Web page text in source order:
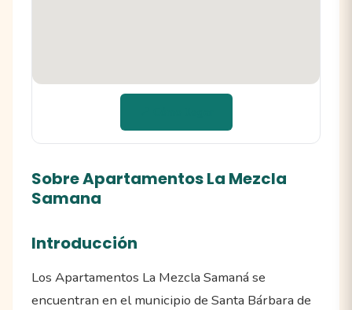
Sobre Apartamentos La Mezcla
Samana
Introducción
Los Apartamentos La Mezcla Samaná se
encuentran en el municipio de Santa Bárbara de